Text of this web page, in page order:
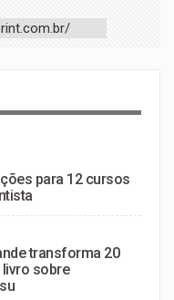
para 12 cursos
transforma 20
livro sobre